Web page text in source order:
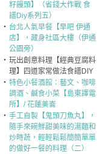
籽饅頭】（省錢大作戰 食
譜Diy系列五）
‧ 台北人氣早餐【早吧 伊通
店】，藏身社區大樓（伊通
公園旁）
‧ 玩出創意料理【經典豆腐料
理】四道家常做法食譜DIY
‧ 特色小餐酒館：藝文、咖啡
調酒、鹹食小菜【島東譯電
所】/ 花蓮美崙
‧ 手工自製【鬼頭刀魚丸】，
隨手來碗鮮甜美味的湯麵和
炒時蔬，輕輕鬆鬆簡簡單單
的做好一餐的料理（二）